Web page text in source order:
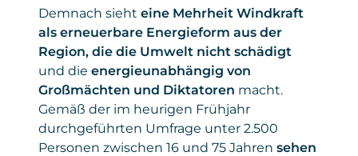
Demnach sieht eine Mehrheit Windkraft
als erneuerbare Energieform aus der
Region, die die Umwelt nicht schädigt
und die energieunabhängig von
Großmächten und Diktatoren macht.
Gemäß der im heurigen Frühjahr
durchgeführten Umfrage unter 2.500
Personen zwischen 16 und 75 Jahren sehen